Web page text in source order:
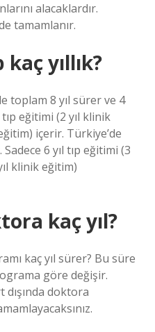
alacaklardır.
tamamlanır.
yıllık?
toplam 8 yıl sürer ve 4
eğitimi (2 yıl klinik
içerir. Türkiye’de
6 yıl tıp eğitimi (3
klinik eğitim)
kaç yıl?
kaç yıl sürer? Bu süre
göre değişir.
doktora